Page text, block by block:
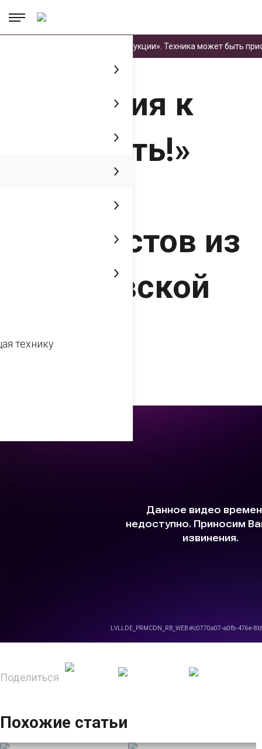
«Реестр промышленной продукции». Техника может быть
технику
«Тендеция к росту есть!» Отзыв
«Тендеция к
росту есть!»
машинистов из
Кемеровской
области
Поделиться
Похожие статьи